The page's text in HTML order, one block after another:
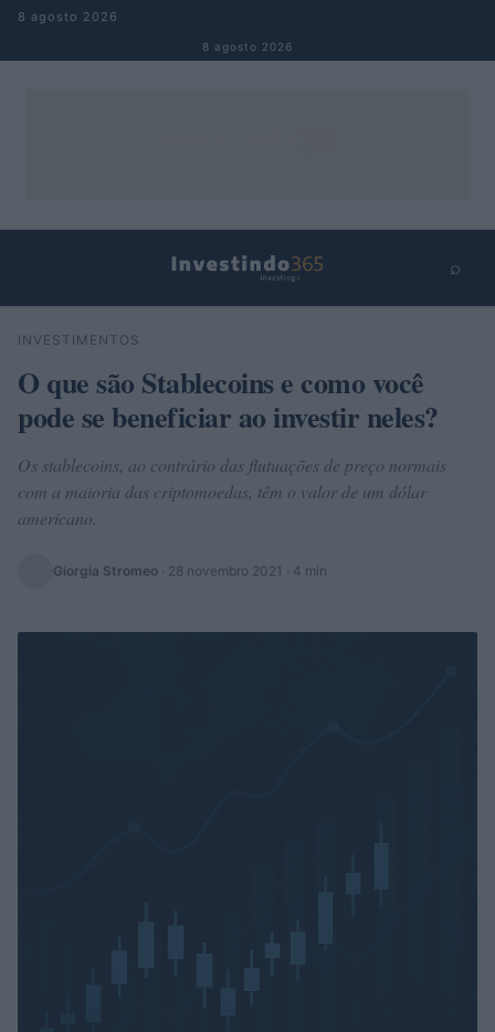
Pular para o conteúdo
8 agosto 2026
8 agosto 2026
⌕
Buscar
INVESTIMENTOS
O que são Stablecoins e como você
pode se beneficiar ao investir neles?
Os stablecoins, ao contrário das flutuações de preço normais
com a maioria das criptomoedas, têm o valor de um dólar
americano.
Giorgia Stromeo · 28 novembro 2021 · 4 min